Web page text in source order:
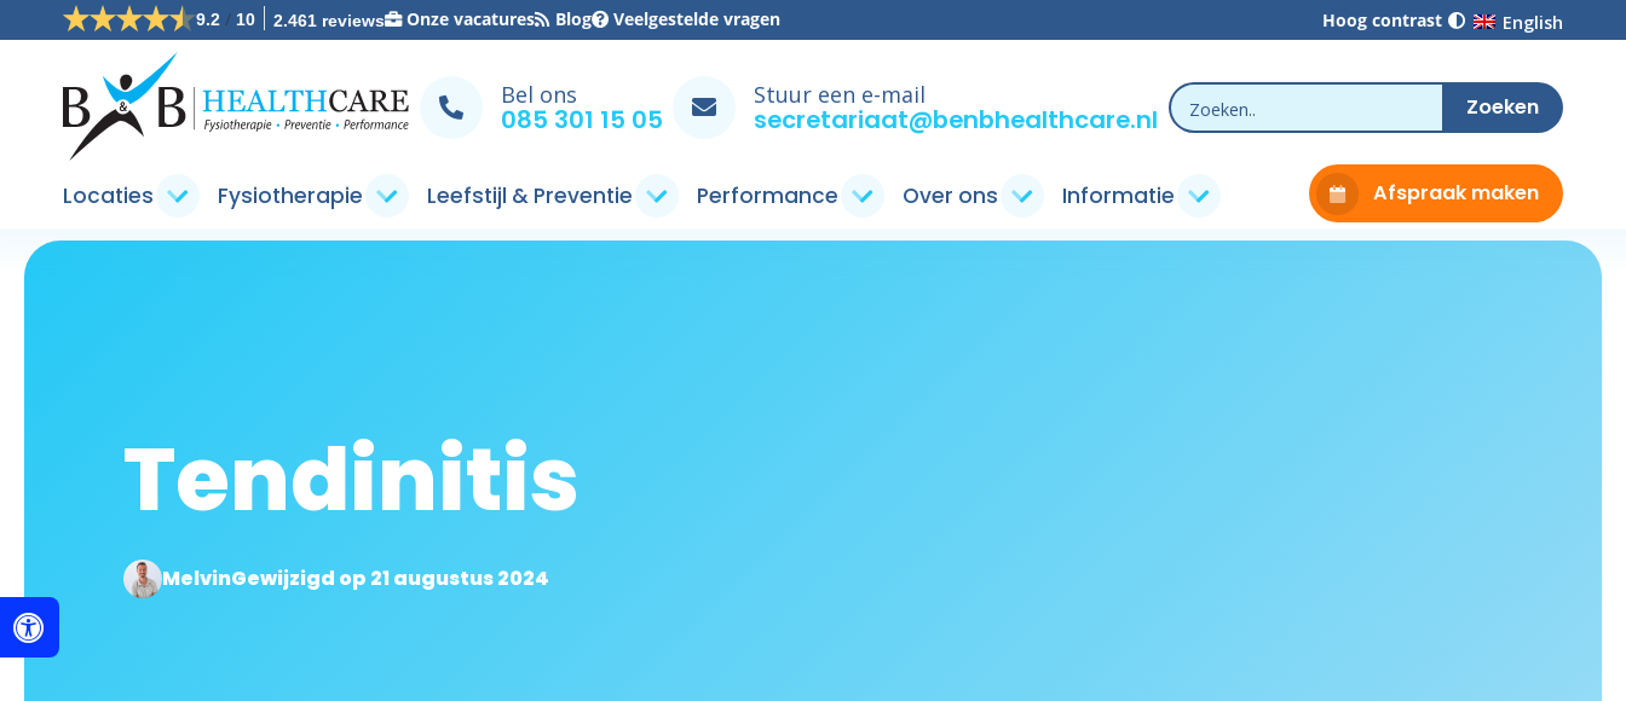
9.2 / 10 2.461 reviews Onze vacatures Blog Veelgestelde vragen Hoog contrast English
Bel ons
085 301 15 05
Stuur een e-mail
secretariaat@benbhealthcare.nl
Locaties Fysiotherapie Leefstijl & Preventie Performance Over ons Informatie Afspraak maken
Tendinitis
MelvinGewijzigd op 21 augustus 2024